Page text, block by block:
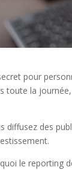
pour
toute la
diffusez des
le reporting